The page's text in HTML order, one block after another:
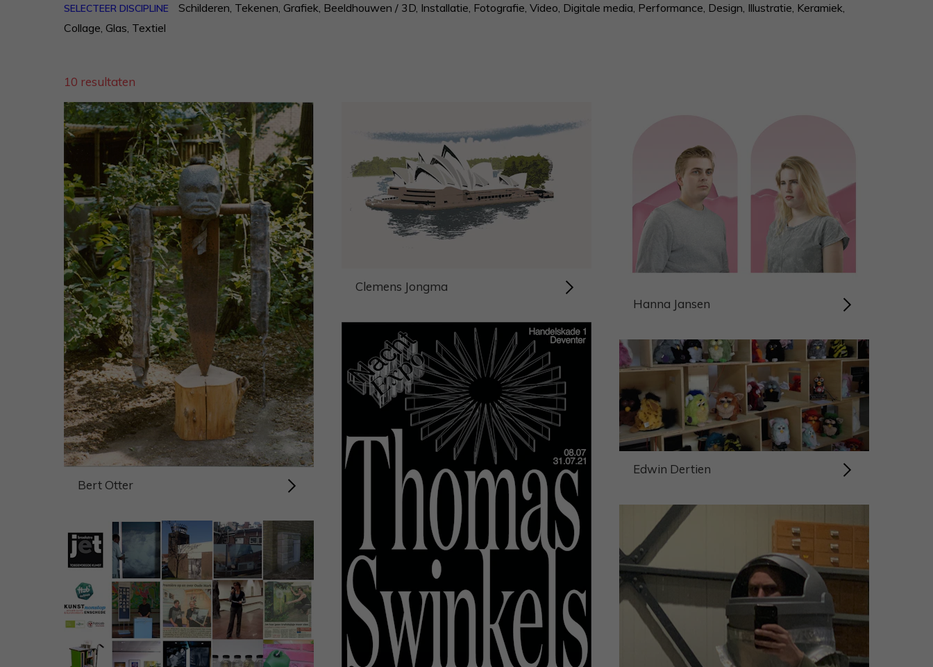
SELECTEER DISCIPLINE Schilderen, Tekenen, Grafiek, Beeldhouwen / 3D, Installatie, Fotografie, Video, Digitale media, Performance, Design, Illustratie, Keramiek,
Collage, Glas, Textiel
10 resultaten
Bert Otter
Clemens Jongma
Hanna Jansen
Edwin Dertien